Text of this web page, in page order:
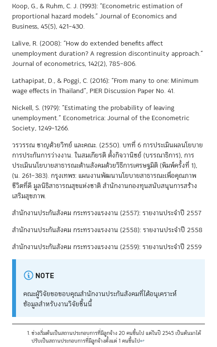
Koop, G., & Ruhm, C. J. (1993): “Econometric estimation of
proportional hazard models.” Journal of Economics and
Business, 45(5), 421–430.
Lalive, R. (2008): “How do extended benefits affect
unemployment duration? A regression discontinuity approach.”
Journal of econometrics, 142(2), 785–806.
Lathapipat, D., & Poggi, C. (2016): “From many to one: Minimum
wage effects in Thailand”, PIER Discussion Paper No. 41.
Nickell, S. (1979): “Estimating the probability of leaving
unemployment.” Econometrica: Journal of the Econometric
Society, 1249–1266.
วรวรรณ ชาญด้วยวิทย์ และคณะ. (2550). บทที่ 6 การประเมินผลนโยบาย
การประกันการว่างงาน. ในสมเกียรติ ตั้งกิจวานิชย์ (บรรณาธิการ), การ
ประเมินนโยบายสาธารณะด้านสังคมด้วยวิธีการเศรษฐมิติ (พิมพ์ครั้งที่ 1),
(น. 261–383). กรุงเทพฯ: แผนงานพัฒนานโยบายสาธารณะเพื่อคุณภาพ
ชีวิตที่ดี มูลนิธิสาธารณสุขแห่งชาติ สำนักงานกองทุนสนับสนุนการสร้าง
เสริมสุขภาพ.
สำนักงานประกันสังคม กระทรวงแรงงาน (2557): รายงานประจำปี 2557
สำนักงานประกันสังคม กระทรวงแรงงาน (2558): รายงานประจำปี 2558
สำนักงานประกันสังคม กระทรวงแรงงาน (2559): รายงานประจำปี 2559
NOTE
คณะผู้วิจัยขอขอบคุณสำนักงานประกันสังคมที่ได้อนุเคราะห์
ข้อมูลสำหรับงานวิจัยชิ้นนี้
ช่วงเริ่มต้นเป็นสถานประกอบการที่มีลูกจ้าง 20 คนขึ้นไป แต่ในปี 2545 เป็นต้นมาได้
ปรับเป็นสถานประกอบการที่มีลูกจ้างตั้งแต่ 1 คนขึ้นไป↩